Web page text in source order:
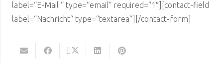
label=“E-Mail “ type=“email“ required=“1″][contact-field
label=“Nachricht“ type=“textarea“][/contact-form]